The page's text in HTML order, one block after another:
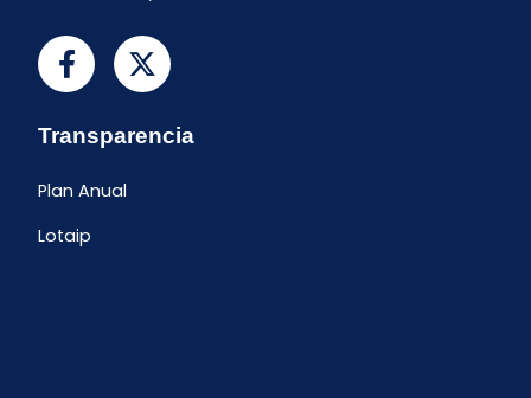
Transparencia
Plan Anual
Lotaip